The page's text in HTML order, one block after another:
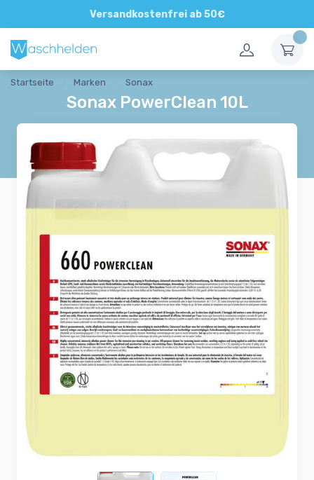
Versandkostenfrei ab 50€
Direkte und persönliche Beratung
Startseite Marken Sonax
Sonax PowerClean 10L